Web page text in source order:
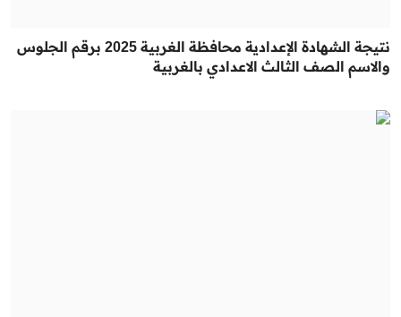
نتيجة الشهادة الإعدادية محافظة الغربية 2025 برقم الجلوس
والاسم الصف الثالث الاعدادي بالغربية